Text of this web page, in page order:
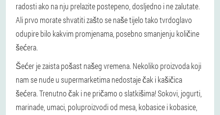
radosti ako na nju prelazite postepeno, dosljedno i ne zalutate.
Ali prvo morate shvatiti zašto se naše tijelo tako tvrdoglavo
odupire bilo kakvim promjenama, posebno smanjenju količine
šećera.
Šećer je zaista pošast našeg vremena. Nekoliko proizvoda koji
nam se nude u supermarketima nedostaje čak i kašičica
šećera. Trenutno čak i ne pričamo o slatkišima! Sokovi, jogurti,
marinade, umaci, poluproizvodi od mesa, kobasice i kobasice,